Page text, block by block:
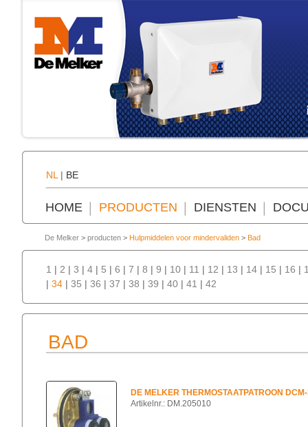
NL | BE
HOME PRODUCTEN DIENSTEN
De Melker > producten > Hulpmiddelen voor mindervaliden > Bad
1 | 2 | 3 | 4 | 5 | 6 | 7 | 8 | 9 | 10 | 11 | 12 | 13 | 14 | 15 | 16 |
| 34 | 35 | 36 | 37 | 38 | 39 | 40 | 41 | 42
BAD
DE MELKER THERMOSTAATPATROON
Artikelnr.: DM.205010